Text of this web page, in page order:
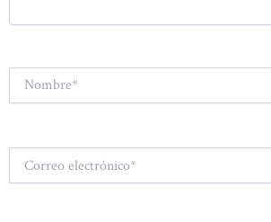
electrónico*